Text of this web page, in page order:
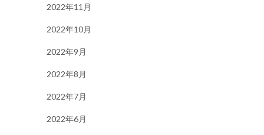
2022年11月
2022年10月
2022年9月
2022年8月
2022年7月
2022年6月